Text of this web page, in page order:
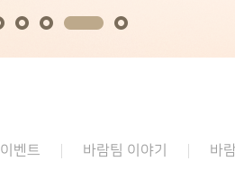
이벤트 바람팀 이야기 바